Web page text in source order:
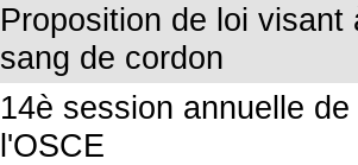
Proposition de loi
sang de cordon
14è session annuelle
l'OSCE